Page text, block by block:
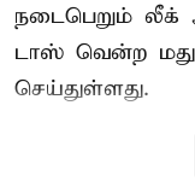
நடைபெறும் லீக்
டாஸ் வென்ற
செய்துள்ளது.